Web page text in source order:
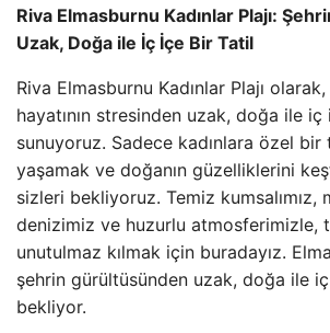
Riva Elmasburnu Kadınlar Plajı:
Uzak, Doğa ile İç İçe Bir Tatil
Riva Elmasburnu Kadınlar Plajı
hayatının stresinden uzak, doğa ile iç
sunuyoruz. Sadece kadınlara özel
yaşamak ve doğanın güzelliklerini
sizleri bekliyoruz. Temiz kumsalımız,
denizimiz ve huzurlu atmosferimizle,
unutulmaz kılmak için buradayız.
şehrin gürültüsünden uzak, doğa ile
bekliyor.